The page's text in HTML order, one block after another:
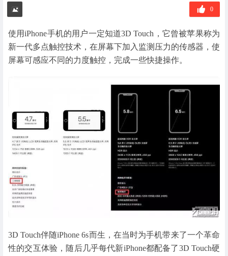
0
使用iPhone手机的用户一定知道3D Touch，它曾被苹果称为
新一代多点触控技术，在屏幕下加入监测压力的传感器，使
屏幕可感应不同的力度触控，完成一些快捷操作。
3D Touch伴随iPhone 6s而生，在当时为手机带来了一个革命
性的交互体验，随后几乎每代新iPhone都配备了3D Touch硬